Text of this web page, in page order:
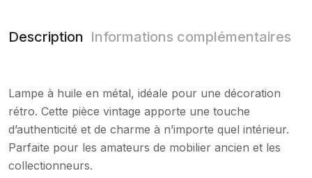
Description Informations complémentaires
Lampe à huile en métal, idéale pour une décoration
rétro. Cette pièce vintage apporte une touche
d’authenticité et de charme à n’importe quel intérieur.
Parfaite pour les amateurs de mobilier ancien et les
collectionneurs.